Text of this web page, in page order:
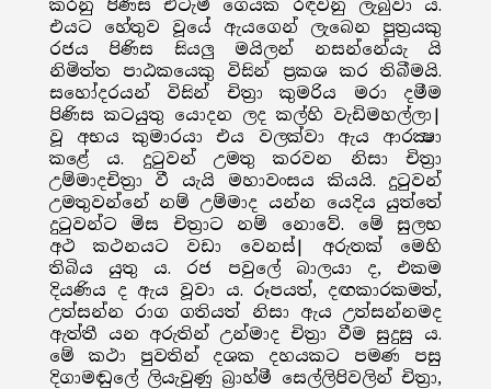
කරනු පිණිස එටැම් ගෙයක රඳවනු ලැබුවා ය.
එයට හේතුව වූයේ ඇයගෙන් ලැබෙන පුත්‍රයකු
රජය පිණිස සියලු මයිලන් නසන්නේයැ යි
නිමිත්ත පාඨකයෙකු විසින් ප්‍රකශ කර තිබීමයි.
සහෝදරයන් විසින් චිත්‍රා කුමරිය මරා දමීම
පිණිස කටයුතු යොදන ලද කල්හි වැඩිමහල්ලා|
වූ අභය කුමාරයා එය වලක්වා ඇය ආරක්‍ෂා
කළේ ය. දුටුවන් උමතු කරවන නිසා චිත්‍රා
උම්මාදචිත්‍රා වී යැයි මහාවංසය කියයි. දුටුවන්
උමතුවන්නේ නම් උම්මාද යන්න යෙදිය යුත්තේ
දුටුවන්ට මිස චිත්‍රාට නම් නොවේ. මේ සුලභ
අථ කථනයට වඩා වෙනස්| අරුතක් මෙහි
තිබිය යුතු ය. රජ පවුලේ බාලයා ද, එකම
දියණිය ද ඇය වූවා ය. රූපයත්, දඟකාරකමත්,
උත්සන්න රාග ගතියත් නිසා ඇය උත්සන්නමද
ඇත්තී යන අරුතින් උන්මාද චිත්‍රා වීම සුදුසු ය.
මේ කථා පුවතින් දශක දහයකට පමණ පසු
දිගාමඬුලේ ලියැවුණු බ්‍රාහ්මී සෙල්ලිපිවලින් චිත්‍රා,